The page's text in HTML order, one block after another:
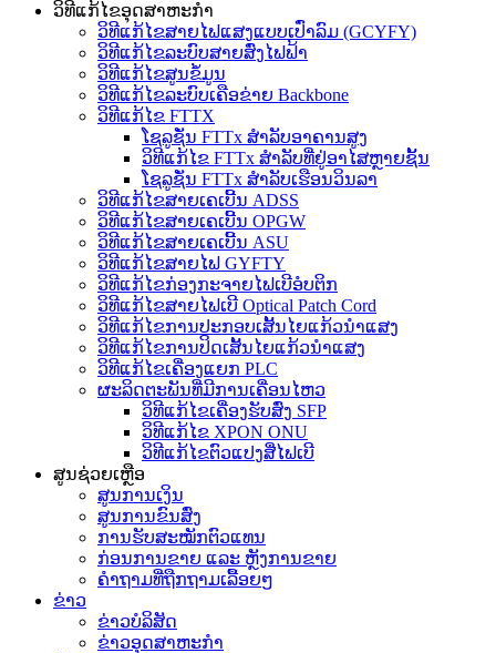
ວິທີແກ້ໄຂອຸດສາຫະກໍາ
ວິທີແກ້ໄຂສາຍໄຟແສງແບບເປົ່າລົມ (GCYFY)
ວິທີແກ້ໄຂລະບົບສາຍສົ່ງໄຟຟ້າ
ວິທີແກ້ໄຂສູນຂໍ້ມູນ
ວິທີແກ້ໄຂລະບົບເຄືອຂ່າຍ Backbone
ວິທີແກ້ໄຂ FTTX
ໂຊລູຊັ່ນ FTTx ສຳລັບອາຄານສູງ
ວິທີແກ້ໄຂ FTTx ສຳລັບທີ່ຢູ່ອາໄສຫຼາຍຊັ້ນ
ໂຊລູຊັ່ນ FTTx ສຳລັບເຮືອນວິນລາ
ວິທີແກ້ໄຂສາຍເຄເບີ້ນ ADSS
ວິທີແກ້ໄຂສາຍເຄເບີ້ນ OPGW
ວິທີແກ້ໄຂສາຍເຄເບີ້ນ ASU
ວິທີແກ້ໄຂສາຍໄຟ GYFTY
ວິທີແກ້ໄຂກ່ອງກະຈາຍໄຟເບີອໍບຕິກ
ວິທີແກ້ໄຂສາຍໄຟເບີ Optical Patch Cord
ວິທີແກ້ໄຂການປະກອບເສັ້ນໄຍແກ້ວນຳແສງ
ວິທີແກ້ໄຂການປິດເສັ້ນໄຍແກ້ວນຳແສງ
ວິທີແກ້ໄຂເຄື່ອງແຍກ PLC
ຜະລິດຕະພັນທີ່ມີການເຄື່ອນໄຫວ
ວິທີແກ້ໄຂເຄື່ອງຮັບສົ່ງ SFP
ວິທີແກ້ໄຂ XPON ONU
ວິທີແກ້ໄຂຕົວແປງສື່ໄຟເບີ
ສູນຊ່ວຍເຫຼືອ
ສູນການເງິນ
ສູນການຂົນສົ່ງ
ການຮັບສະໝັກຕົວແທນ
ກ່ອນການຂາຍ ແລະ ຫຼັງການຂາຍ
ຄຳຖາມທີ່ຖືກຖາມເລື້ອຍໆ
ຂ່າວ
ຂ່າວບໍລິສັດ
ຂ່າວອຸດສາຫະກຳ